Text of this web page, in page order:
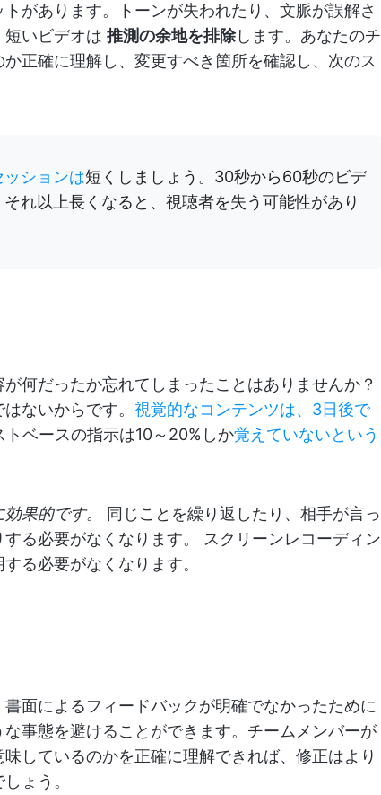
があります。トーンが失われたり、文脈が誤解さ
いビデオは 推測の余地を排除します。あなたのチ
正確に理解し、変更すべき箇所を確認し、次のス
ションは短くしましょう。30秒から60秒のビデ
れ以上長くなると、視聴者を失う可能性があり
何だったか忘れてしまったことはありませんか？
ないからです。 視覚的なコンテンツは、3日後で
トベースの指示は10～20%しか覚えていないという
果的です。
同じことを繰り返したり、相手が言っ
る必要がなくなります。 スクリーンレコーディン
る必要がなくなります。
面によるフィードバックが明確でなかったために
事態を避けることができます。チームメンバーが
しているのかを正確に理解できれば、修正はより
ょう。